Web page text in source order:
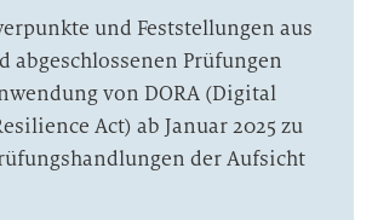
und Feststellungen aus
abgeschlossenen Prüfungen
von DORA (Digital
Act) ab Januar 2025 zu
der Aufsicht